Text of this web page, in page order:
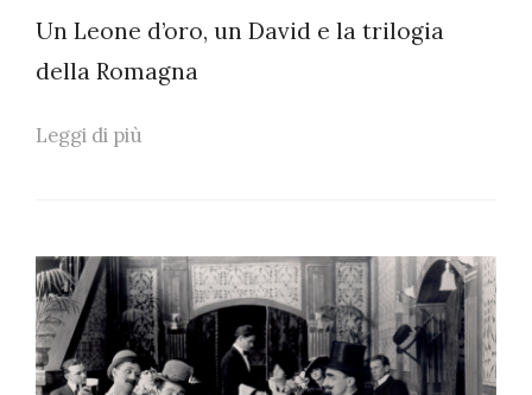
Un Leone d’oro, un David e la trilogia
della Romagna
Leggi di più